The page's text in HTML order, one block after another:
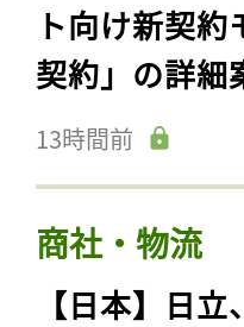
ト向け新契
契約」の詳細
13時間前
商社・物流
【日本】日